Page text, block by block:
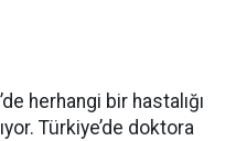
herhangi bir hastalığı
Türkiye’de doktora